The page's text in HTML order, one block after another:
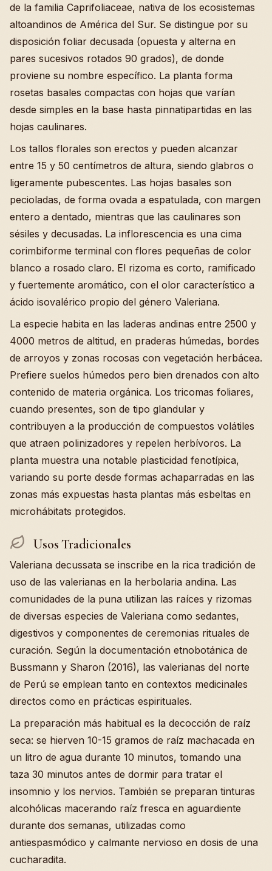
de la familia Caprifoliaceae, nativa de los ecosistemas
altoandinos de América del Sur. Se distingue por su
disposición foliar decusada (opuesta y alterna en
pares sucesivos rotados 90 grados), de donde
proviene su nombre específico. La planta forma
rosetas basales compactas con hojas que varían
desde simples en la base hasta pinnatipartidas en las
hojas caulinares.
Los tallos florales son erectos y pueden alcanzar
entre 15 y 50 centímetros de altura, siendo glabros o
ligeramente pubescentes. Las hojas basales son
pecioladas, de forma ovada a espatulada, con margen
entero a dentado, mientras que las caulinares son
sésiles y decusadas. La inflorescencia es una cima
corimbiforme terminal con flores pequeñas de color
blanco a rosado claro. El rizoma es corto, ramificado
y fuertemente aromático, con el olor característico a
ácido isovalérico propio del género Valeriana.
La especie habita en las laderas andinas entre 2500 y
4000 metros de altitud, en praderas húmedas, bordes
de arroyos y zonas rocosas con vegetación herbácea.
Prefiere suelos húmedos pero bien drenados con alto
contenido de materia orgánica. Los tricomas foliares,
cuando presentes, son de tipo glandular y
contribuyen a la producción de compuestos volátiles
que atraen polinizadores y repelen herbívoros. La
planta muestra una notable plasticidad fenotípica,
variando su porte desde formas achaparradas en las
zonas más expuestas hasta plantas más esbeltas en
microhábitats protegidos.
Usos Tradicionales
Valeriana decussata se inscribe en la rica tradición de
uso de las valerianas en la herbolaria andina. Las
comunidades de la puna utilizan las raíces y rizomas
de diversas especies de Valeriana como sedantes,
digestivos y componentes de ceremonias rituales de
curación. Según la documentación etnobotánica de
Bussmann y Sharon (2016), las valerianas del norte
de Perú se emplean tanto en contextos medicinales
directos como en prácticas espirituales.
La preparación más habitual es la decocción de raíz
seca: se hierven 10-15 gramos de raíz machacada en
un litro de agua durante 10 minutos, tomando una
taza 30 minutos antes de dormir para tratar el
insomnio y los nervios. También se preparan tinturas
alcohólicas macerando raíz fresca en aguardiente
durante dos semanas, utilizadas como
antiespasmódico y calmante nervioso en dosis de una
cucharadita.